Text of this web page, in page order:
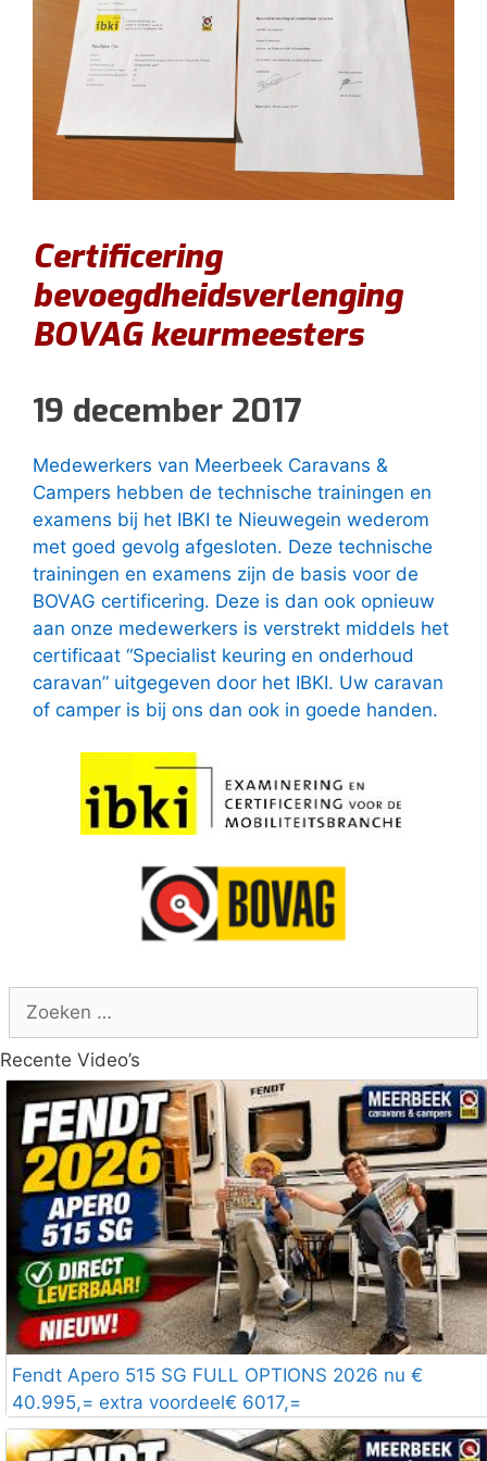
Certificering
bevoegdheidsverlenging
BOVAG keurmeesters
19 december 2017
Medewerkers van Meerbeek Caravans &
Campers hebben de technische trainingen en
examens bij het IBKI te Nieuwegein wederom
met goed gevolg afgesloten. Deze technische
trainingen en examens zijn de basis voor de
BOVAG certificering. Deze is dan ook opnieuw
aan onze medewerkers is verstrekt middels het
certificaat “Specialist keuring en onderhoud
caravan” uitgegeven door het IBKI. Uw caravan
of camper is bij ons dan ook in goede handen.
naar:
Recente Video’s
Fendt Apero 515 SG FULL OPTIONS 2026 nu €
40.995,= extra voordeel€ 6017,=